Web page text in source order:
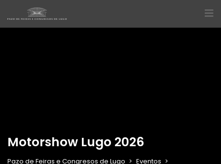
Motorshow Lugo 2026
Pazo de Feiras e Congresos de Lugo
Eventos